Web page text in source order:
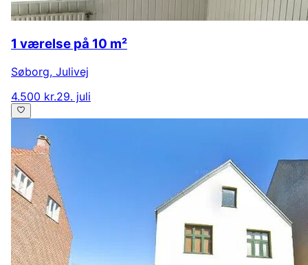
1 værelse på 10 m²
Søborg, Julivej
4.500 kr.29. juli